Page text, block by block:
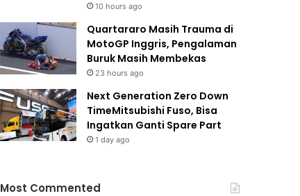
10 hours ago
Quartararo Masih Trauma di
MotoGP Inggris, Pengalaman
Buruk Masih Membekas
23 hours ago
Next Generation Zero Down
TimeMitsubishi Fuso, Bisa
Ingatkan Ganti Spare Part
1 day ago
Most Commented